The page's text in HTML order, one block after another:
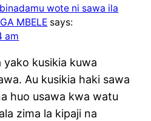
wote ni sawa ila
MBELE says:
am
kusikia kuwa
Au kusikia haki sawa
huo usawa kwa watu
zima la kipaji na